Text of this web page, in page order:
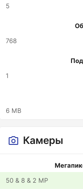
5
768
1
6 MB
Камеры
50 & 8 & 2 MP